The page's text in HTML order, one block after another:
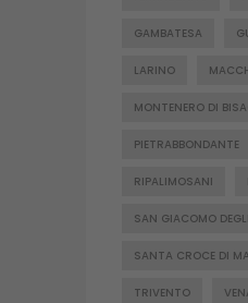
GAMBATESA
LARINO
MONTENERO DI
PIETRABBONDANTE
RIPALIMOSANI
SAN GIACOMO
SANTA CROCE DI
TRIVENTO